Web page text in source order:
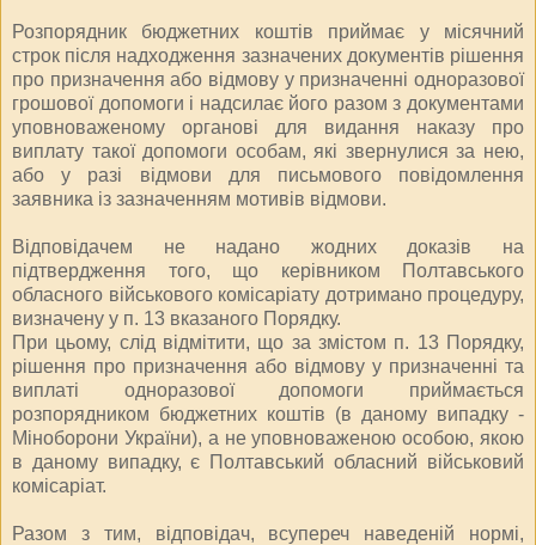
Розпорядник бюджетних коштів приймає у місячний
строк після надходження зазначених документів рішення
про призначення або відмову у призначенні одноразової
грошової допомоги і надсилає його разом з документами
уповноваженому органові для видання наказу про
виплату такої допомоги особам, які звернулися за нею,
або у разі відмови для письмового повідомлення
заявника із зазначенням мотивів відмови.
Відповідачем не надано жодних доказів на
підтвердження того, що керівником Полтавського
обласного військового комісаріату дотримано процедуру,
визначену у п. 13 вказаного Порядку.
При цьому, слід відмітити, що за змістом п. 13 Порядку,
рішення про призначення або відмову у призначенні та
виплаті одноразової допомоги приймається
розпорядником бюджетних коштів (в даному випадку -
Міноборони України), а не уповноваженою особою, якою
в даному випадку, є Полтавський обласний військовий
комісаріат.
Разом з тим, відповідач, всупереч наведеній нормі,